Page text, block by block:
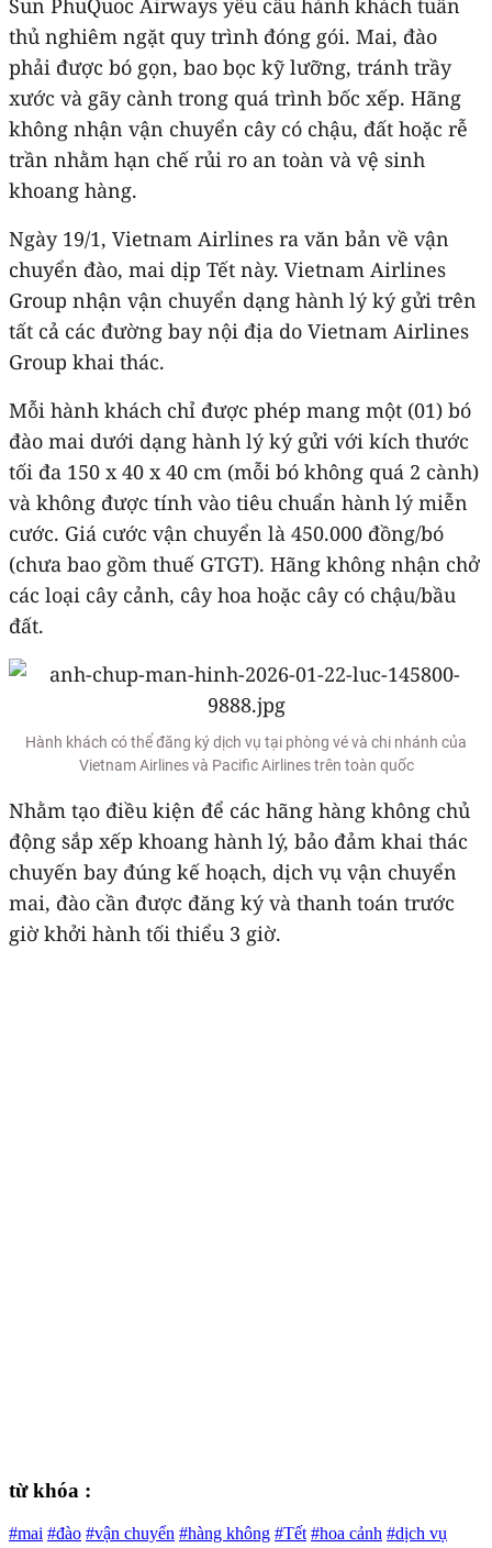
thủ nghiêm ngặt quy trình đóng gói. Mai, đào
phải được bó gọn, bao bọc kỹ lưỡng, tránh trầy
xước và gãy cành trong quá trình bốc xếp. Hãng
không nhận vận chuyển cây có chậu, đất hoặc rễ
trần nhằm hạn chế rủi ro an toàn và vệ sinh
khoang hàng.
Ngày 19/1, Vietnam Airlines ra văn bản về vận
chuyển đào, mai dịp Tết này. Vietnam Airlines
Group nhận vận chuyển dạng hành lý ký gửi trên
tất cả các đường bay nội địa do Vietnam Airlines
Group khai thác.
Mỗi hành khách chỉ được phép mang một (01) bó
đào mai dưới dạng hành lý ký gửi với kích thước
tối đa 150 x 40 x 40 cm (mỗi bó không quá 2 cành)
và không được tính vào tiêu chuẩn hành lý miễn
cước. Giá cước vận chuyển là 450.000 đồng/bó
(chưa bao gồm thuế GTGT). Hãng không nhận chở
các loại cây cảnh, cây hoa hoặc cây có chậu/bầu
đất.
Hành khách có thể đăng ký dịch vụ tại phòng vé và chi nhánh của
Vietnam Airlines và Pacific Airlines trên toàn quốc
Nhằm tạo điều kiện để các hãng hàng không chủ
động sắp xếp khoang hành lý, bảo đảm khai thác
chuyến bay đúng kế hoạch, dịch vụ vận chuyển
mai, đào cần được đăng ký và thanh toán trước
giờ khởi hành tối thiểu 3 giờ.
từ khóa :
#mai #đào #vận chuyển #hàng không #Tết #hoa cảnh #dịch vụ